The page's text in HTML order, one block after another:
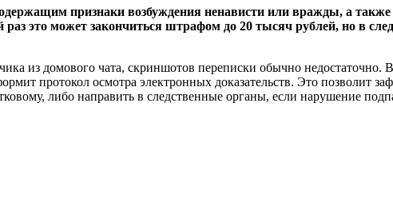
признаки возбуждения ненависти или вражды, а
это может закончиться штрафом до 20 тысяч рублей, но в
из домового чата, скриншотов переписки обычно
протокол осмотра электронных доказательств. Это позволит
либо направить в следственные органы, если нарушение